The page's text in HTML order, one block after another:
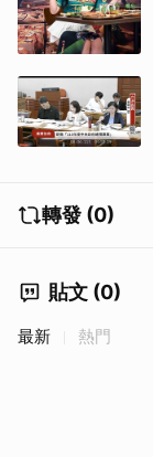
轉發 (0)
貼文 (0)
最新 熱門